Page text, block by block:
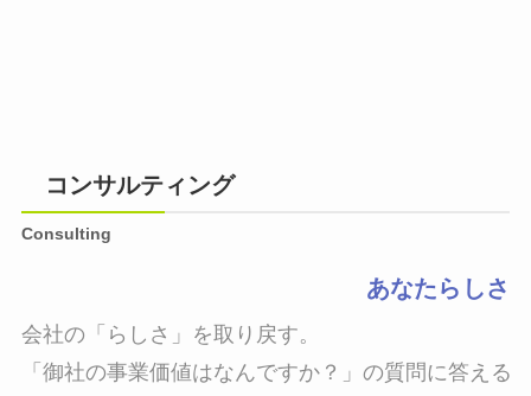
コンサルティング
Consulting
あなたらしさ
会社の「らしさ」を取り戻す。
「御社の事業価値はなんですか？」の質問に答える